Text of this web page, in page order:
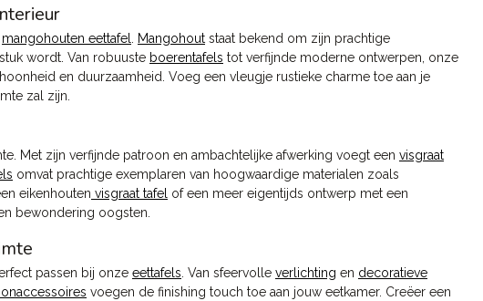
mangohouten eettafel Mangohout staat bekend om zijn prachtige
wordt. Van robuuste boerentafels tot verfijnde moderne ontwerpen, onze
en duurzaamheid. Voeg een vleugje rustieke charme toe aan je
zal zijn.
Met zijn verfijnde patroon en ambachtelijke afwerking voegt een visgraat
omvat prachtige exemplaren van hoogwaardige materialen zoals
eikenhouten visgraat tafel of een meer eigentijds ontwerp met een
bewondering oogsten.
passen bij onze eettafels . Van sfeervolle verlichting en decoratieve
voegen de finishing touch toe aan jouw eetkamer. Creëer een